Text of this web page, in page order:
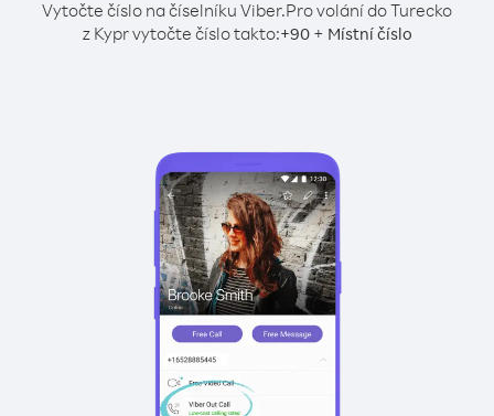
Vytočte číslo na číselníku Viber.Pro volání do Turecko
z Kypr vytočte číslo takto:+90+ Místní číslo